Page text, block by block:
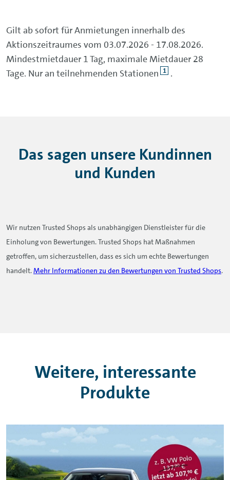
Gilt ab sofort für Anmietungen innerhalb des
Aktionszeitraumes vom 03.07.2026 - 17.08.2026.
Mindestmietdauer 1 Tag, maximale Mietdauer 28
Tage. Nur an teilnehmenden Stationen 1 .
Das sagen unsere Kundinnen
und Kunden
Wir nutzen Trusted Shops als unabhängigen Dienstleister für die
Einholung von Bewertungen. Trusted Shops hat Maßnahmen
getroffen, um sicherzustellen, dass es sich um echte Bewertungen
handelt.Mehr Informationen zu den Bewertungen von Trusted Shops.
Weitere, interessante
Produkte